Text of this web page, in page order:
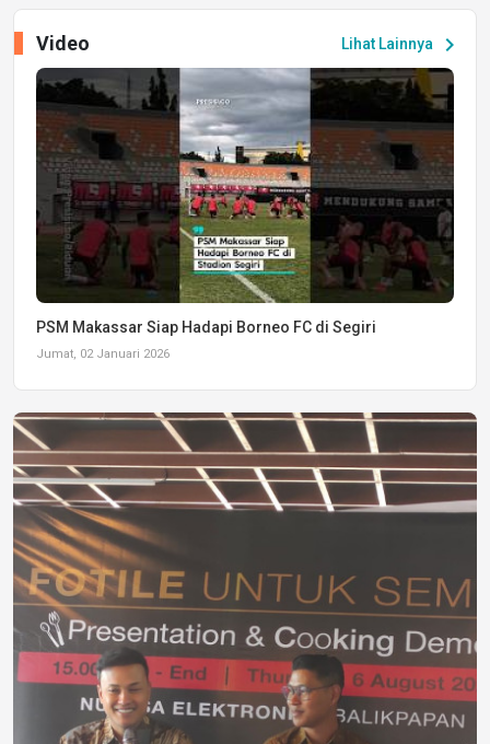
Lihat Lainnya chevron_right
Video
PSM Makassar Siap Hadapi Borneo FC di Segiri
Jumat, 02 Januari 2026